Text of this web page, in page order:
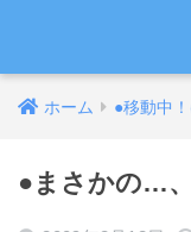
ホーム ●移動中
●まさかの…